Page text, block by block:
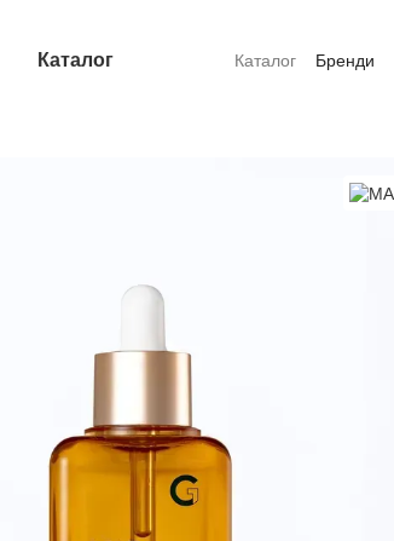
Каталог Каталог Бренди